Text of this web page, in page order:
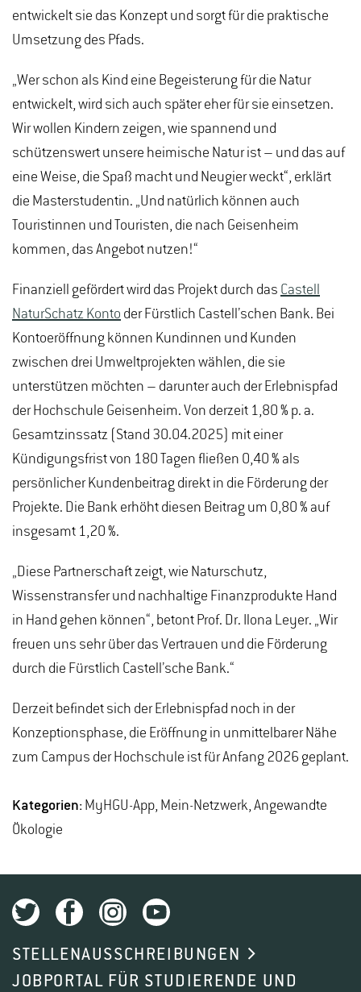
entwickelt sie das Konzept und sorgt für die praktische
Umsetzung des Pfads.
„Wer schon als Kind eine Begeisterung für die Natur
entwickelt, wird sich auch später eher für sie einsetzen.
Wir wollen Kindern zeigen, wie spannend und
schützenswert unsere heimische Natur ist – und das auf
eine Weise, die Spaß macht und Neugier weckt“, erklärt
die Masterstudentin. „Und natürlich können auch
Touristinnen und Touristen, die nach Geisenheim
kommen, das Angebot nutzen!“
Finanziell gefördert wird das Projekt durch das Castell
NaturSchatz Konto der Fürstlich Castell’schen Bank. Bei
Kontoeröffnung können Kundinnen und Kunden
zwischen drei Umweltprojekten wählen, die sie
unterstützen möchten – darunter auch der Erlebnispfad
der Hochschule Geisenheim. Von derzeit 1,80 % p. a.
Gesamtzinssatz (Stand 30.04.2025) mit einer
Kündigungsfrist von 180 Tagen fließen 0,40 % als
persönlicher Kundenbeitrag direkt in die Förderung der
Projekte. Die Bank erhöht diesen Beitrag um 0,80 % auf
insgesamt 1,20 %.
„Diese Partnerschaft zeigt, wie Naturschutz,
Wissenstransfer und nachhaltige Finanzprodukte Hand
in Hand gehen können“, betont Prof. Dr. Ilona Leyer. „Wir
freuen uns sehr über das Vertrauen und die Förderung
durch die Fürstlich Castell’sche Bank.“
Derzeit befindet sich der Erlebnispfad noch in der
Konzeptionsphase, die Eröffnung in unmittelbarer Nähe
zum Campus der Hochschule ist für Anfang 2026 geplant.
Kategorien: MyHGU-App, Mein-Netzwerk, Angewandte
Ökologie
STELLENAUSSCHREIBUNGEN
JOBPORTAL FÜR STUDIERENDE UND